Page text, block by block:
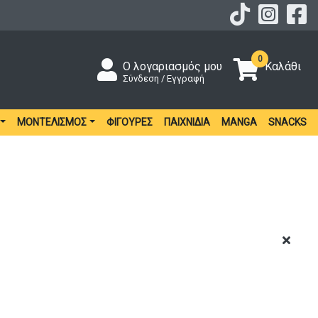
Ο λογαριασμός μου
Σύνδεση / Εγγραφή
0
Καλάθι
ΜΟΝΤΕΛΙΣΜΌΣ ΦΙΓΟΎΡΕΣ ΠΑΙΧΝΊΔΙΑ MANGA SNACKS